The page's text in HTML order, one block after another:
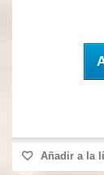
Añadir a la